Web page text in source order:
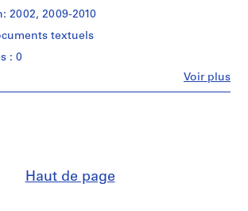
Voir plus
2002, 2009-2010
textuels
: 0
Haut de page